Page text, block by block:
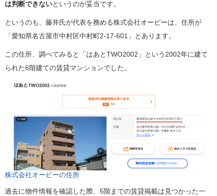
は判断できないというのが妥当です。
というのも、藤井氏が代表を務める株式会社オービーは、住所が
「愛知県名古屋市中村区中村町2-17-601」とあります。
この住所、調べてみると「はあとTWO2002」という2002年に建て
られた6階建ての賃貸マンションでした。
株式会社オービーの住所
過去に物件情報を確認した際、5階までの賃貸掲載は見つかった一